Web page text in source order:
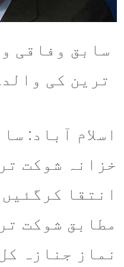
سابق وفاقی
ترین کی
اسلام آباد:
خزانہ شوکت
انتقا
مطابق شوکت